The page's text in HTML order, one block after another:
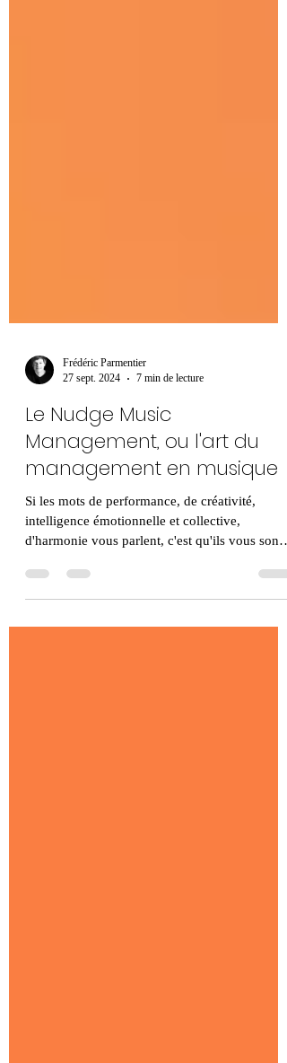
27 sept. 2024
7 min de lecture
Le Nudge Music
Management, ou l'art du
management en musique
Si les mots de performance, de créativité,
d'harmonie vous parlent, c'est qu'ils vous sont
non seul